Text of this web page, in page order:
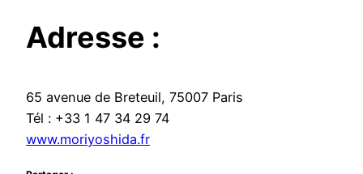
Adresse :
65 avenue de Breteuil, 75007 Paris
Tél : +33 1 47 34 29 74
www.moriyoshida.fr